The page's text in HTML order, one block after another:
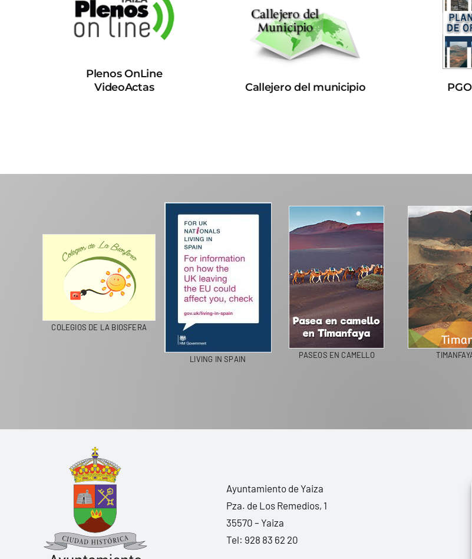
Plenos OnLine
VideoActas
Callejero del municipio
COLEGIOS DE LA BIOSFERA
LIVING IN SPAIN PASEOS EN CAMELLO
Ayuntamiento de Yaiza
Pza. de Los Remedios, 1
35570 – Yaiza
Tel: 928 83 62 20